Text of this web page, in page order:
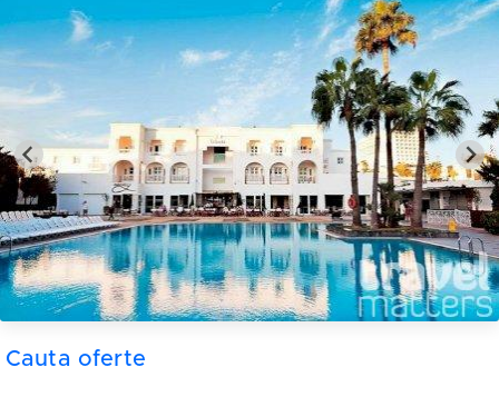
Cauta oferte